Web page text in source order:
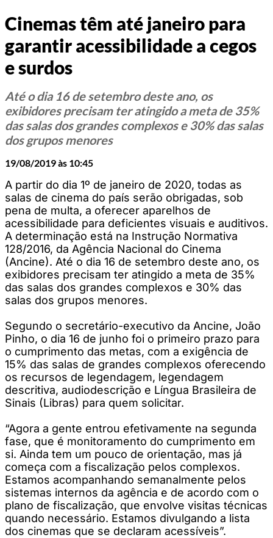
Cinemas têm até janeiro para
garantir acessibilidade a cegos
e surdos
Até o dia 16 de setembro deste ano, os
exibidores precisam ter atingido a meta de 35%
das salas dos grandes complexos e 30% das salas
dos grupos menores
19/08/2019 às 10:45
A partir do dia 1º de janeiro de 2020, todas as
salas de cinema do país serão obrigadas, sob
pena de multa, a oferecer aparelhos de
acessibilidade para deficientes visuais e auditivos.
A determinação está na Instrução Normativa
128/2016, da Agência Nacional do Cinema
(Ancine). Até o dia 16 de setembro deste ano, os
exibidores precisam ter atingido a meta de 35%
das salas dos grandes complexos e 30% das
salas dos grupos menores.
Segundo o secretário-executivo da Ancine, João
Pinho, o dia 16 de junho foi o primeiro prazo para
o cumprimento das metas, com a exigência de
15% das salas de grandes complexos oferecendo
os recursos de legendagem, legendagem
descritiva, audiodescrição e Língua Brasileira de
Sinais (Libras) para quem solicitar.
“Agora a gente entrou efetivamente na segunda
fase, que é monitoramento do cumprimento em
si. Ainda tem um pouco de orientação, mas já
começa com a fiscalização pelos complexos.
Estamos acompanhando semanalmente pelos
sistemas internos da agência e de acordo com o
plano de fiscalização, que envolve visitas técnicas
quando necessário. Estamos divulgando a lista
dos cinemas que se declaram acessíveis”.